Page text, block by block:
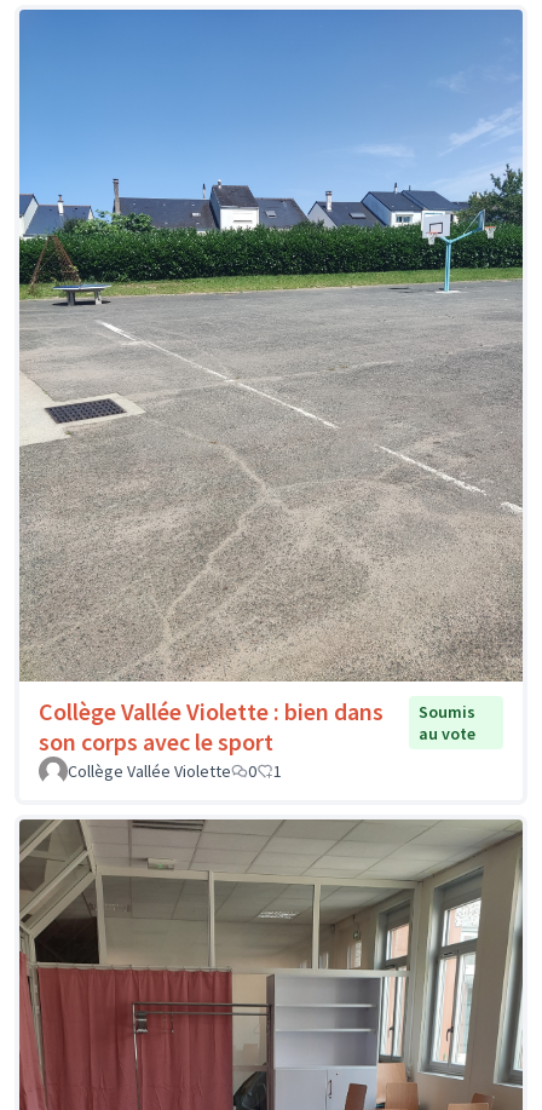
Collège Vallée Violette : bien dans
son corps avec le sport
Soumis
au vote
Collège Vallée Violette
0 1